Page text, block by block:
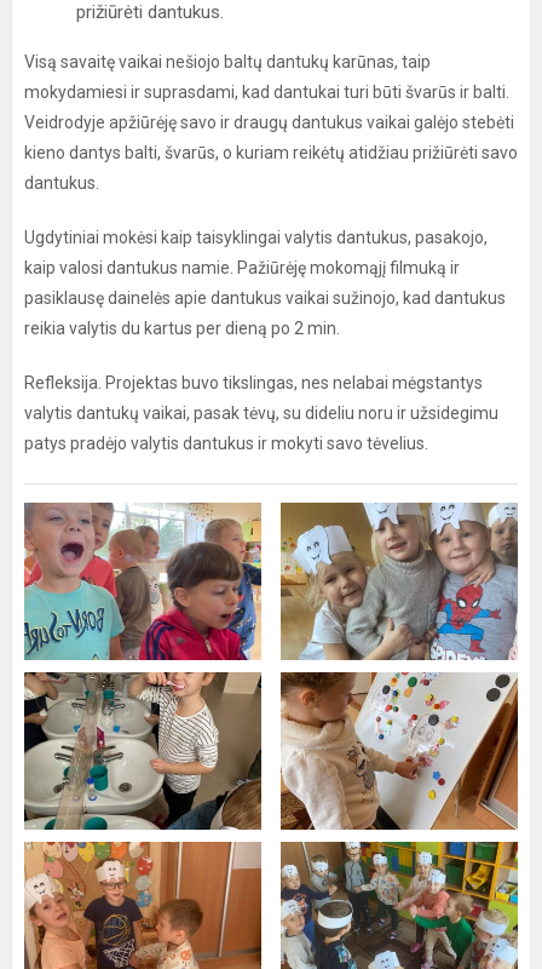
prižiūrėti dantukus.
Visą savaitę vaikai nešiojo baltų dantukų karūnas, taip
mokydamiesi ir suprasdami, kad dantukai turi būti švarūs ir balti.
Veidrodyje apžiūrėję savo ir draugų dantukus vaikai galėjo stebėti
kieno dantys balti, švarūs, o kuriam reikėtų atidžiau prižiūrėti savo
dantukus.
Ugdytiniai mokėsi kaip taisyklingai valytis dantukus, pasakojo,
kaip valosi dantukus namie. Pažiūrėję mokomąjį filmuką ir
pasiklausę dainelės apie dantukus vaikai sužinojo, kad dantukus
reikia valytis du kartus per dieną po 2 min.
Refleksija. Projektas buvo tikslingas, nes nelabai mėgstantys
valytis dantukų vaikai, pasak tėvų, su dideliu noru ir užsidegimu
patys pradėjo valytis dantukus ir mokyti savo tėvelius.